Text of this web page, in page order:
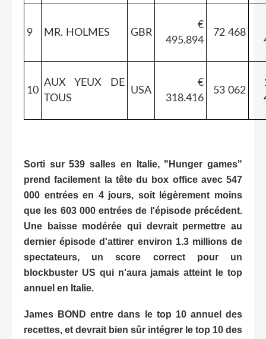
9 MR. HOLMES GBR
€
495.894
72 468
10
AUX YEUX DE
TOUS
USA
€
318.416
53 062
Sorti sur 539 salles en Italie, "Hunger games"
prend facilement la tête du box office avec 547
000 entrées en 4 jours, soit légèrement moins
que les 603 000 entrées de l'épisode précédent.
Une baisse modérée qui devrait permettre au
dernier épisode d'attirer environ 1.3 millions de
spectateurs, un score correct pour un
blockbuster US qui n'aura jamais atteint le top
annuel en Italie.
James BOND entre dans le top 10 annuel des
recettes, et devrait bien sûr intégrer le top 10 des